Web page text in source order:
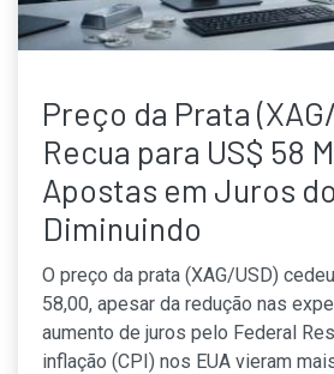
Preço da Prata
Recua para US$ 58
Apostas em Juros
Diminuindo
O preço da prata (XAG/USD)
58,00, apesar da redução nas
aumento de juros pelo Federal
inflação (CPI) nos EUA vieram